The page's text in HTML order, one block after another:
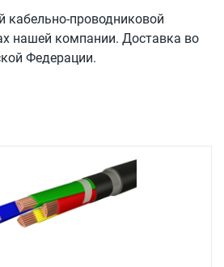
кабельно-проводниковой
нашей компании. Доставка во
Федерации.